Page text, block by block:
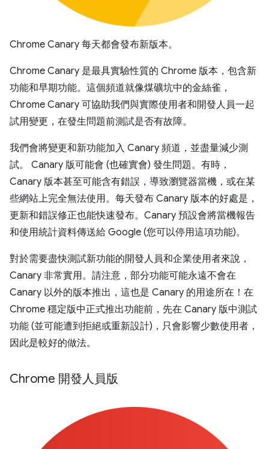
Chrome Canary 每天都會發布新版本。
Chrome Canary 是最具實驗性質的 Chrome 版本，包含新
功能和早期功能。這個頻道就像煤礦坑中的金絲雀，
Chrome Canary 可協助我們與實際使用者和開發人員一起
試用變更，在發生問題前測試是否有故障。
我們會將變更和新功能加入 Canary 頻道，並盡量減少測
試。 Canary 版可能會 (也確實會) 發生問題。有時，
Canary 版本甚至可能含有錯誤，導致瀏覽器當機，或在某
些網站上完全無法使用。每天發布 Canary 版本的好處是，
更新和錯誤修正也能快速發布。Canary 預設會將當機報告
和使用統計資料傳送給 Google (您可以停用這項功能)。
對於需要盡快測試新功能的開發人員和企業使用者來說，
Canary 非常實用。請注意，部分功能可能永遠不會在
Canary 以外的版本推出，這也是 Canary 的用途所在！在
Chrome 穩定版中正式推出功能前，先在 Canary 版中測試
功能 (並可能遭到拒絕或重新設計)，只會影響少數使用者，
因此是較好的做法。
Chrome 開發人員版